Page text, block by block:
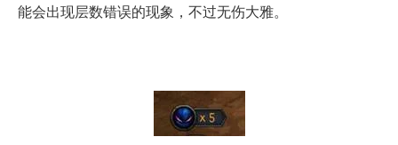
能会出现层数错误的现象，不过无伤大雅。